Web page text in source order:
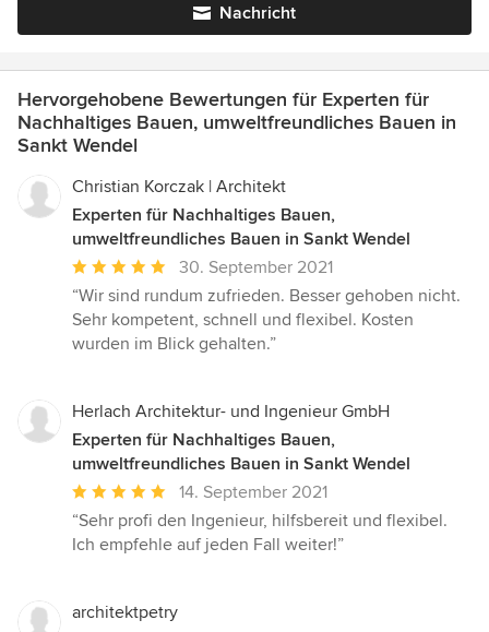
Nachricht
Hervorgehobene Bewertungen für Experten für
Nachhaltiges Bauen, umweltfreundliches Bauen in
Sankt Wendel
Christian Korczak | Architekt
Experten für Nachhaltiges Bauen,
umweltfreundliches Bauen in Sankt Wendel
Durchschnittliche
Bewertung:
5
von
30. September 2021
“Wir sind rundum zufrieden. Besser gehoben nicht.
Sehr kompetent, schnell und flexibel. Kosten
wurden im Blick gehalten.”
Herlach Architektur- und Ingenieur GmbH
Experten für Nachhaltiges Bauen,
umweltfreundliches Bauen in Sankt Wendel
Durchschnittliche
Bewertung:
5
Sternen
14. September 2021
“Sehr profi den Ingenieur, hilfsbereit und flexibel.
Ich empfehle auf jeden Fall weiter!”
architektpetry